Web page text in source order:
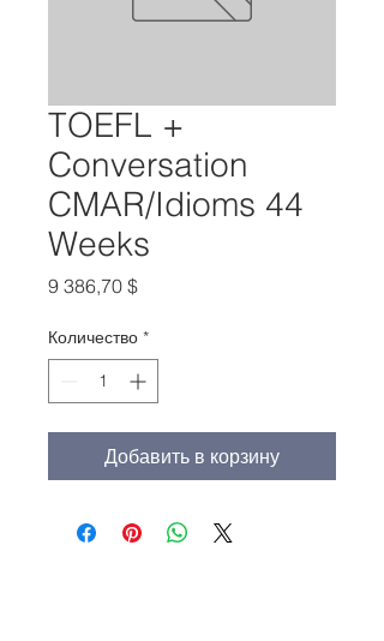
TOEFL +
Conversation
CMAR/Idioms 44
Weeks
9 386,70 $Цена
Количество *
Добавить в корзину